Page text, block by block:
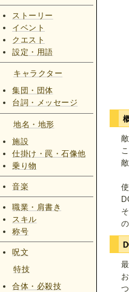
ストーリー
イベント
クエスト
設定・用語
キャラクター
集団・団体
台詞・メッセージ
地名・地形
施設
仕掛け・罠・石像他
乗り物
音楽
職業・肩書き
スキル
称号
呪文
特技
合体・必殺技